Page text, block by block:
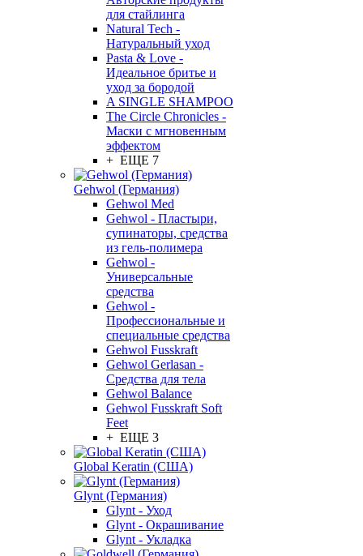
для стайлинга
Natural Tech -
Натуральный уход
Pasta & Love -
Идеальное бритье и
уход за бородой
A SINGLE SHAMPOO
The Circle Chronicles -
Маски с мгновенным
эффектом
+ ЕЩЕ 7
Gehwol (Германия)
Gehwol Med
Gehwol - Пластыри,
супинаторы, средства
из гель-полимера
Gehwol -
Универсальные
средства
Gehwol -
Профессиональные и
специальные средства
Gehwol Fusskraft
Gehwol Gerlasan -
Средства для тела
Gehwol Balance
Gehwol Fusskraft Soft
Feet
+ ЕЩЕ 3
Global Keratin (США)
Glynt (Германия)
Glynt - Уход
Glynt - Окрашивание
Glynt - Укладка